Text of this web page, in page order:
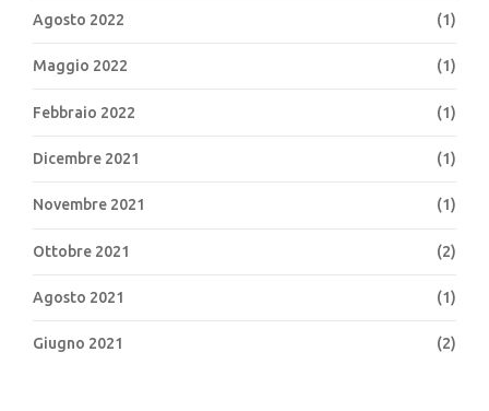
Agosto 2022 (1)
Maggio 2022 (1)
Febbraio 2022 (1)
Dicembre 2021 (1)
Novembre 2021 (1)
Ottobre 2021 (2)
Agosto 2021 (1)
Giugno 2021 (2)